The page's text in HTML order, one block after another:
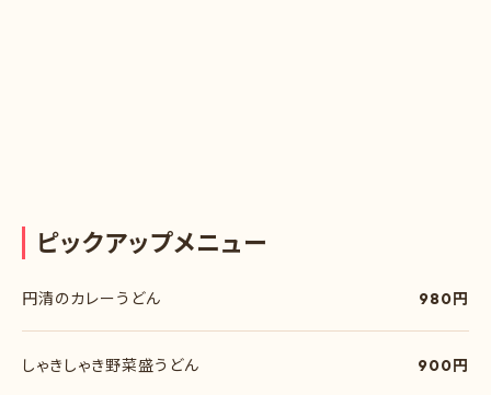
ピックアップメニュー
円清のカレーうどん 980円
しゃきしゃき野菜盛うどん 900円